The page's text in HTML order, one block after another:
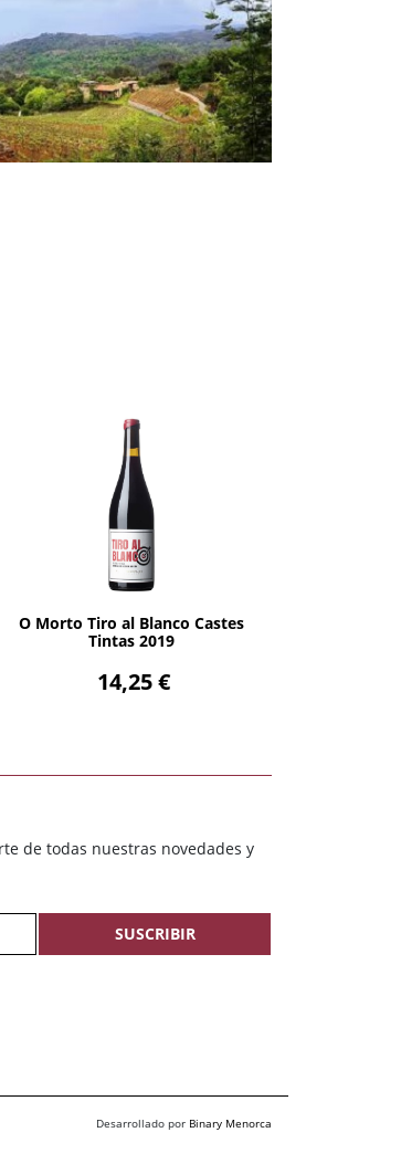
O Morto Tiro al Blanco Castes
Tintas 2019
14,25 €
AÑADIR
de todas nuestras novedades y
SUSCRIBIR
Desarrollado por Binary Menorca